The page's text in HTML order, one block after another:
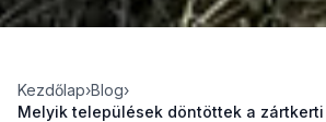
Kezdőlap›Blog›
Melyik települések döntöttek a